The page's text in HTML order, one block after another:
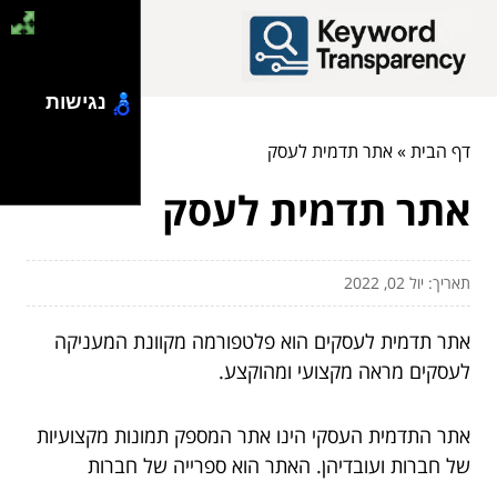
דף הבית»אתר תדמית לעסק
אתר תדמית לעסק
תאריך: יול 02, 2022
אתר תדמית לעסקים הוא פלטפורמה מקוונת המעניקה
לעסקים מראה מקצועי ומהוקצע.
אתר התדמית העסקי הינו אתר המספק תמונות מקצועיות
של חברות ועובדיהן. האתר הוא ספרייה של חברות
נגישות